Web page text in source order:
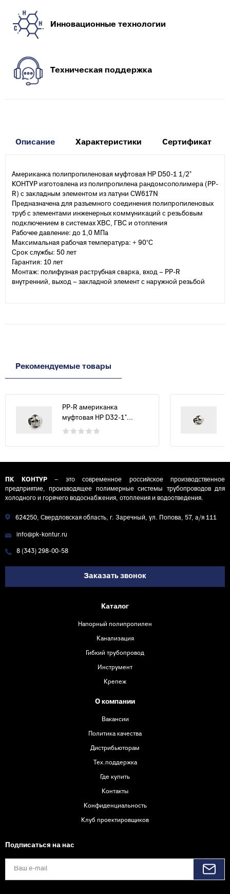
Инновационные технологии
Техническая поддержка
Описание Характеристики Сертификат
Американка полипропиленовая муфтовая НР D50-1 1/2"
КОНТУР изготовлена из полипропилена рандомсополимера (PP-
R) с закладным элементом из латуни CW617N
Предназначена для разъемного соединения полипропиленовых
труб с элементами инженерных коммуникаций с резьбовым
подключением в системах ХВС, ГВС и отопления
Рабочее давление: до 1,0 МПа
Максимальная рабочая температура: + 90°С
Срок службы: 50 лет
Гарантия: 10 лет
Монтаж: полифузная раструбная сварка, вход – PP-R
внутренний, выход – закладной элемент с наружной резьбой
Рекомендуемые товары
PP-R американка
муфтовая НР D32-1"...
ПК КОНТУР– это современное российское производственное
предприятие, производящее полимерные системы трубопроводов для
холодного и горячего водоснабжения, отопления и водоотведения.
624250, Свердловская область, г. Заречный, ул. Попова, 57, а/я 111
info@pk-kontur.ru
8 (343) 298-00-58
Заказать звонок
Каталог
Напорный полипропилен
Канализация
Гибкий трубопровод
Инструмент
Крепеж
О компании
Вакансии
Политика качества
Дистрибьюторам
Тех.поддержка
Где купить
Контакты
Конфиденциальность
Клуб проектировщиков
Подписаться на нас